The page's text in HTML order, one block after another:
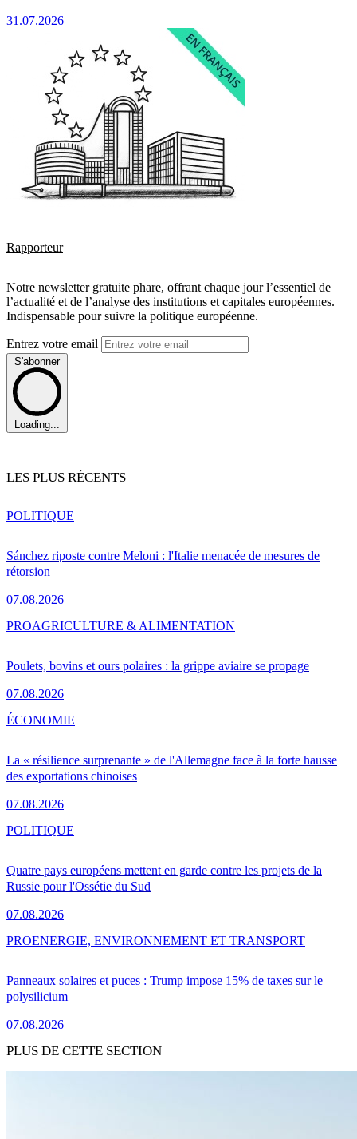
31.07.2026
Rapporteur
Notre newsletter gratuite phare, offrant chaque jour l’essentiel de
l’actualité et de l’analyse des institutions et capitales européennes.
Indispensable pour suivre la politique européenne.
Entrez votre email
S'abonner
Loading...
LES PLUS RÉCENTS
Sánchez riposte contre Meloni : l'Italie menacée de mesures de
rétorsion
07.08.2026
POLITIQUE
Poulets, bovins et ours polaires : la grippe aviaire se propage
07.08.2026
PROAGRICULTURE & ALIMENTATION
La « résilience surprenante » de l'Allemagne face à la forte hausse
des exportations chinoises
07.08.2026
ÉCONOMIE
Quatre pays européens mettent en garde contre les projets de la
Russie pour l'Ossétie du Sud
07.08.2026
POLITIQUE
Panneaux solaires et puces : Trump impose 15% de taxes sur le
polysilicium
07.08.2026
PROENERGIE, ENVIRONNEMENT ET TRANSPORT
PLUS DE CETTE SECTION